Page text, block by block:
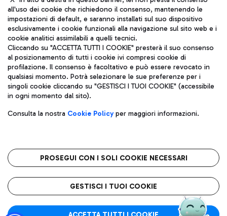
Pizza
Gelateria
Wine Bar & Sparkling
Autobus
Scopri le linee di autobus per raggiungere l'aeroporto
Leonardo Da Vinci.
Raggiungi l’aeroporto senza pensieri con il servizio di taxi a
Ristoranti
Scopri la nostra offerta per una pausa gustosa in aeroporto
Mappa Aeroporto Fiumicino
Aeroporti di Roma S.p.A. - Società soggetta a direzione e
coordinamento di Mundys S.p.A.
Codice fiscale e Registro delle Imprese di Roma 13032990155 P.
IVA 06572251004
Capitale sociale 62.224.743,00 int. vers.
Sede legale: Via Pier Paolo Racchetti 1 - 00054 Fiumicino (RM)
telefono +39 06 65951
Privacy policy
Note legali
Roma FCO
L'aeroporto stellato
all'uso dei cookie che richiedono il consenso, mantenendo le
impostazioni di default, e saranno installati sul suo dispositivo
esclusivamente i cookie funzionali alla navigazione sul sito web e i
cookie analitici assimilabili a quelli tecnici.
Cliccando su "ACCETTA TUTTI I COOKIE" presterà il suo consenso
al posizionamento di tutti i cookie ivi compresi cookie di
profilazione. Il consenso è facoltativo e può essere revocato in
qualsiasi momento. Potrà selezionare le sue preferenze per i
singoli cookie cliccando su "GESTISCI I TUOI COOKIE" (accessibile
in ogni momento dal sito).
Consulta la nostra Cookie Policyper maggiori informazioni.
PROSEGUI CON I SOLI COOKIE NECESSARI
GESTISCI I TUOI COOKIE